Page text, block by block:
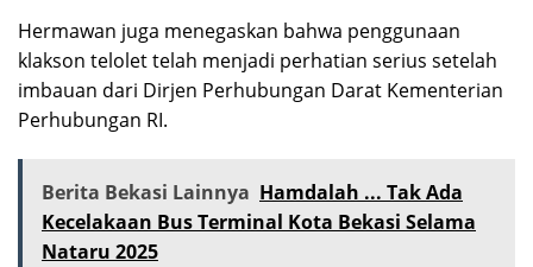
Hermawan juga menegaskan bahwa penggunaan
klakson telolet telah menjadi perhatian serius setelah
imbauan dari Dirjen Perhubungan Darat Kementerian
Perhubungan RI.
Berita Bekasi Lainnya Hamdalah ... Tak Ada
Kecelakaan Bus Terminal Kota Bekasi Selama
Nataru 2025